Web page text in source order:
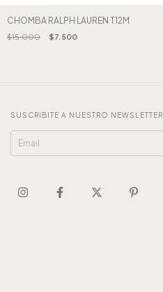
CHOMBA RALPH LAUREN T12M
$15.000 $7.500
SUSCRIBITE A NUESTRO NEWSLETTER